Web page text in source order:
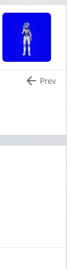
 Prev